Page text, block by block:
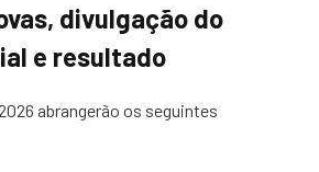
divulgação do
e resultado
abrangerão os seguintes